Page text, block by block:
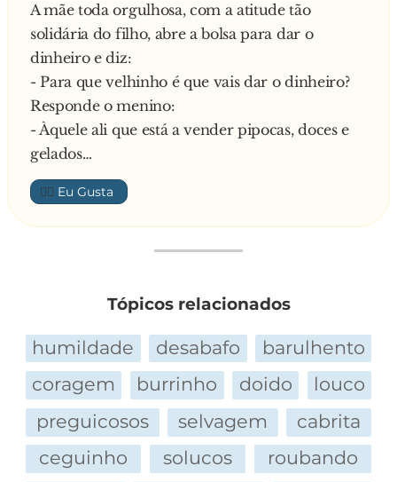
Diz o capataz muito espantado:
- Saara? Ouça lá, está a g**... comigo? No Saara
não há árvores!
E responde o alentejano:
- Não há agora! Havia de ver aquilo antes de eu
ir para lá…
A mãe toda orgulhosa, com a atitude tão
solidária do filho, abre a bolsa para dar o
dinheiro e diz:
- Para que velhinho é que vais dar o dinheiro?
Responde o menino:
- Àquele ali que está a vender pipocas, doces e
gelados…
👍🏼
Tópicos relacionados
humildade desabafo
barulhento
coragem
burrinho doido
louco
preguicosos
selvagem
cabrita
ceguinho
solucos
roubando